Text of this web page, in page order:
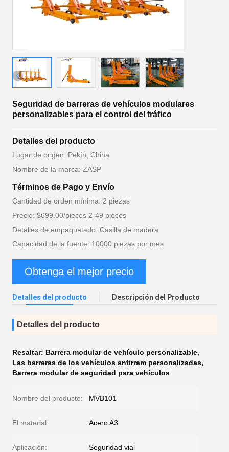
Seguridad de barreras de vehículos modulares
personalizables para el control del tráfico
Detalles del producto
Lugar de origen: Pekín, China
Nombre de la marca: ZASP
Términos de Pago y Envío
Cantidad de orden mínima: 2 piezas
Precio: $699.00/pieces 2-49 pieces
Detalles de empaquetado: Casilla de madera
Capacidad de la fuente: 10000 piezas por mes
Obtenga el mejor precio
Detalles del producto Descripción del Producto
Detalles del producto
Resaltar: Barrera modular de vehículo personalizable,
Las barreras de los vehículos antirram personalizadas,
Barrera modular de seguridad para vehículos
Nombre del producto: MVB101
El material: Acero A3
Aplicación: Seguridad vial